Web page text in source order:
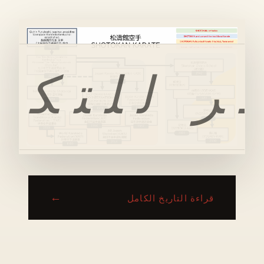
قراءة التاريخ الكامل ←